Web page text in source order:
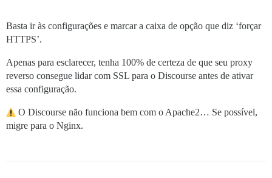
Basta ir às configurações e marcar a caixa de opção que diz ‘forçar
HTTPS’.
Apenas para esclarecer, tenha 100% de certeza de que seu proxy
reverso consegue lidar com SSL para o Discourse antes de ativar
essa configuração.
O Discourse não funciona bem com o Apache2… Se possível,
migre para o Nginx.